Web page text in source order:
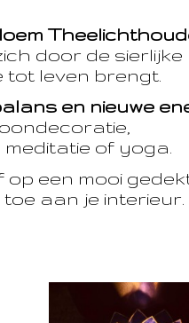
door de sierlijke
tot leven brengt.
en nieuwe
of yoga.
een mooi
aan je interieur.